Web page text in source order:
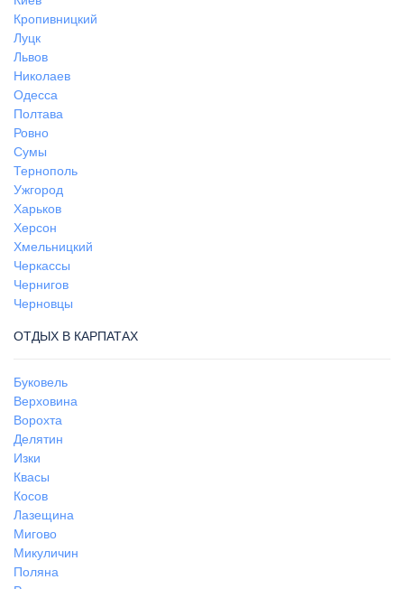
Кропивницкий
Луцк
Львов
Николаев
Одесса
Полтава
Ровно
Сумы
Тернополь
Ужгород
Харьков
Херсон
Хмельницкий
Черкассы
Чернигов
Черновцы
ОТДЫХ В КАРПАТАХ
Буковель
Верховина
Ворохта
Делятин
Изки
Квасы
Косов
Лазещина
Мигово
Микуличин
Поляна